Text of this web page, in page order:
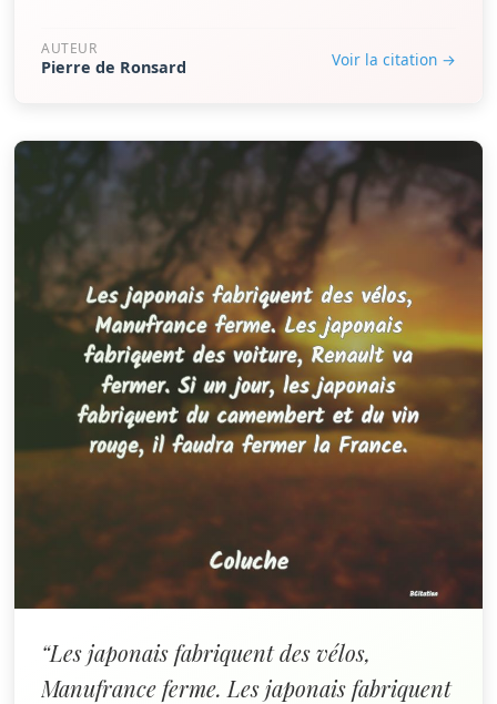
AUTEUR
Pierre de Ronsard Voir la citation →
“Les japonais fabriquent des vélos,
Manufrance ferme. Les japonais fabriquent